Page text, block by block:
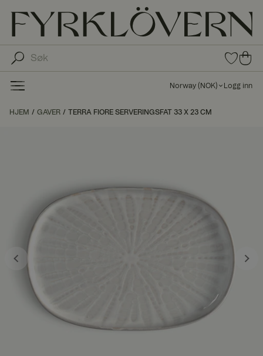
0
pro
ter i
0
pro
du
Norway ( NOK) Logg inn
HJEM GAVER TERRA FIORE SERVERINGSFAT 33 X 23 CM